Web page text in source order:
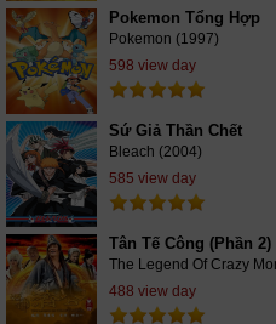
Pokemon Tổng Hợp
Pokemon (1997)
598 view day
Sứ Giả Thần Chết
Bleach (2004)
585 view day
Tân Tế Công (Phần 2)
The Legend Of Crazy
488 view day